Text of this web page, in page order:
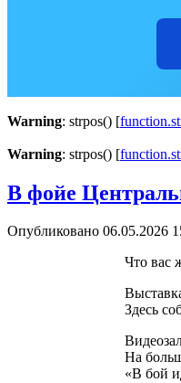
Warning: strpos() [
Warning: strpos() [
В фойе
Опубликовано 06.05.2026
Что вас
Здесь
На
«В бой